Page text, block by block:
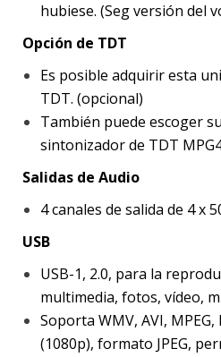
hubiese. (Seg versión del
Opción de TDT
Es posible adquirir esta
TDT. (opcional)
También puede escoger
sintonizador de TDT
Salidas de Audio
4 canales de salida de 4 x
USB
USB-1, 2.0, para la
multimedia, fotos, vídeo,
Soporta WMV, AVI, MPEG,
(1080p), formato JPEG,